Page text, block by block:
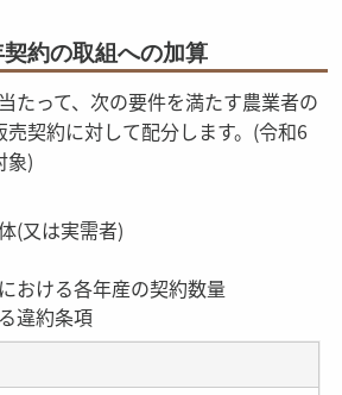
約の取組への加算
たって、次の要件を満たす農業者の
契約に対して配分します。(令和6
象)
(又は実需者)
おける各年産の契約数量
違約条項